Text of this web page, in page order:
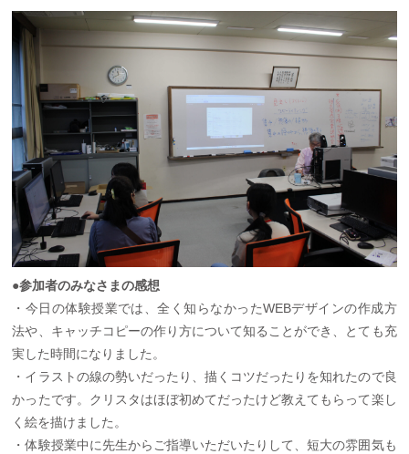
●参加者のみなさまの感想
・今日の体験授業では、全く知らなかったWEBデザインの作成方
法や、キャッチコピーの作り方について知ることができ、とても充
実した時間になりました。
・イラストの線の勢いだったり、描くコツだったりを知れたので良
かったです。クリスタはほぼ初めてだったけど教えてもらって楽し
く絵を描けました。
・体験授業中に先生からご指導いただいたりして、短大の雰囲気も